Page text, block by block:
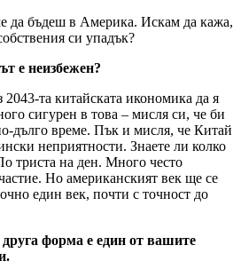
да бъдеш в Америка. Искам да кажа,
си упадък?
е неизбежен?
та китайската икономика да я
сигурен в това – мисля си, че би
дълго време. Пък и мисля, че Китай
неприятности. Знаете ли колко
триста на ден. Много често
Но американският век ще се
един век, почти с точност до
форма е един от вашите